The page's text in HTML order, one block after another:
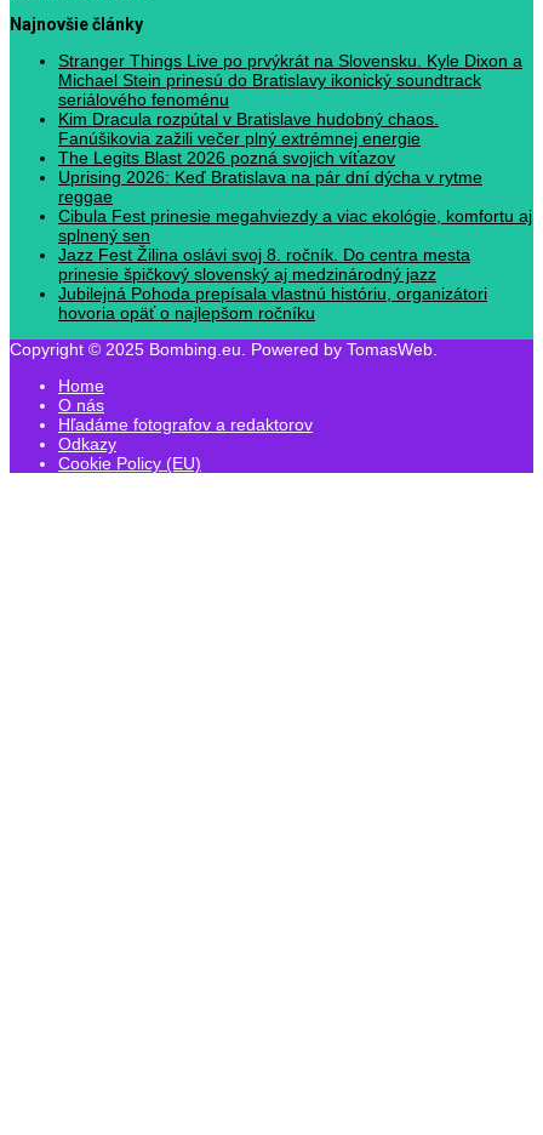
Najnovšie články
Stranger Things Live po prvýkrát na Slovensku. Kyle Dixon a
Michael Stein prinesú do Bratislavy ikonický soundtrack
seriálového fenoménu
Kim Dracula rozpútal v Bratislave hudobný chaos.
Fanúšikovia zažili večer plný extrémnej energie
The Legits Blast 2026 pozná svojich víťazov
Uprising 2026: Keď Bratislava na pár dní dýcha v rytme
reggae
Cibula Fest prinesie megahviezdy a viac ekológie, komfortu aj
splnený sen
Jazz Fest Žilina oslávi svoj 8. ročník. Do centra mesta
prinesie špičkový slovenský aj medzinárodný jazz
Jubilejná Pohoda prepísala vlastnú históriu, organizátori
hovoria opäť o najlepšom ročníku
Copyright © 2025 Bombing.eu. Powered by TomasWeb.
Home
O nás
Hľadáme fotografov a redaktorov
Odkazy
Cookie Policy (EU)